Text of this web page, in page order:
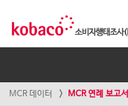
MCR 데이터 MCR 연례 보고서